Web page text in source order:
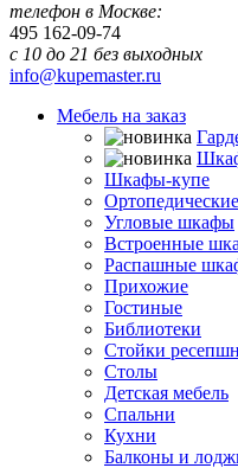
телефон в Москве:
495 162-09-74
с 10 до 21 без выходных
info@kupemaster.ru
Мебель на заказ
Шкафы-купе
Угловые шкафы
Встроенные
Распашные
Прихожие
Гостиные
Библиотеки
Стойки ресепшн
Столы
Детская мебель
Спальни
Кухни
Балконы и